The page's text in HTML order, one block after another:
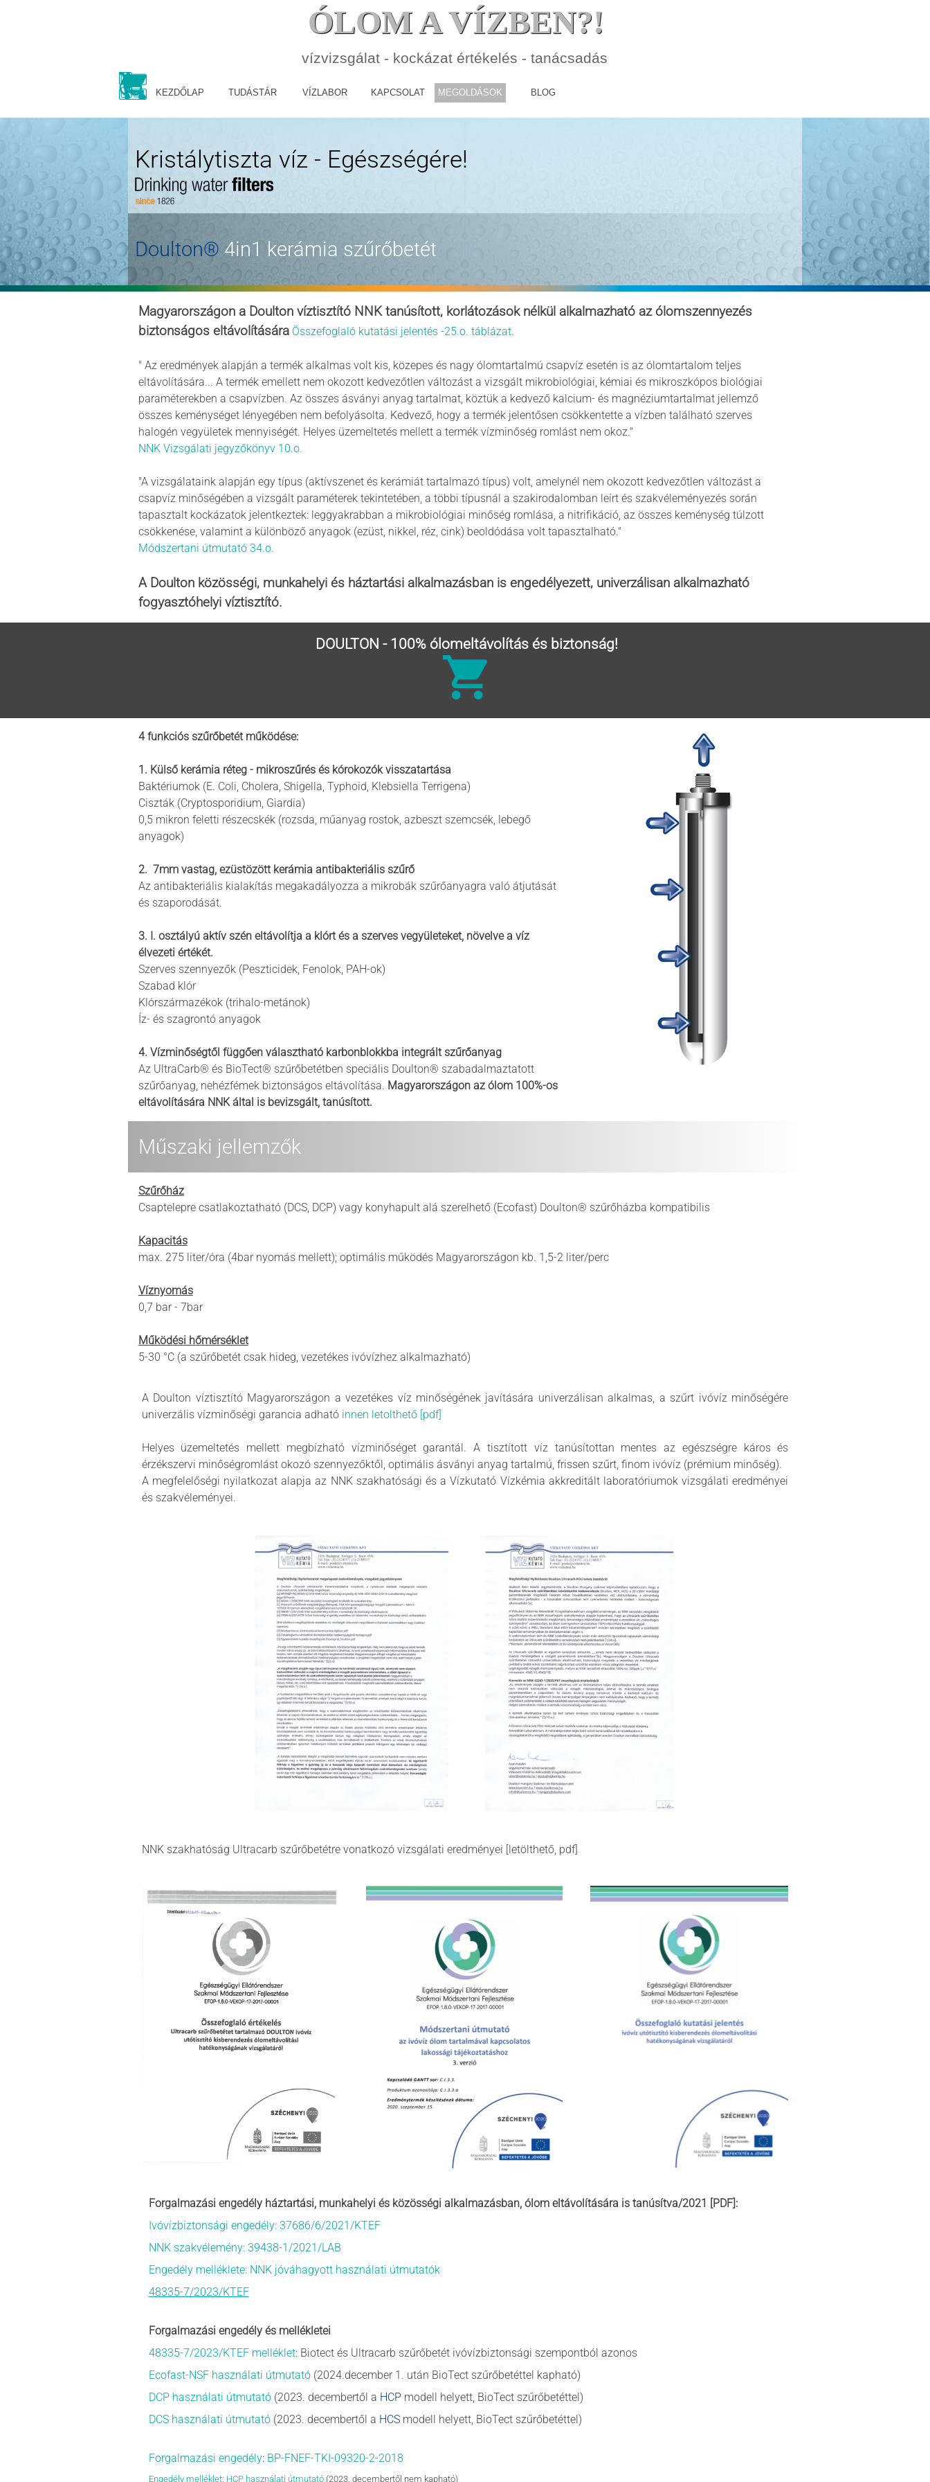
ÓLOM A VÍZBEN?!
vízvizsgálat - kockázat értékelés - tanácsadás
Ugrás a menüre
KEZDŐLAP TUDÁSTÁR ▼
VÍZLABOR ▼
KAPCSOLAT ▼
MEGOLDÁSOK ▼
BLOG
Kristálytiszta víz - Egészségére!
Doulton® 4in1 kerámia szűrőbetét
Magyarországon a Doulton víztisztító NNK tanúsított, korlátozások nélkül alkalmazható az ólomszennyezés
biztonságos eltávolítására Összefoglaló kutatási jelentés -25.o. táblázat.
" Az eredmények alapján a termék alkalmas volt kis, közepes és nagy ólomtartalmú csapvíz esetén is az ólomtartalom teljes
eltávolítására... A termék emellett nem okozott kedvezőtlen változást a vizsgált mikrobiológiai, kémiai és mikroszkópos biológiai
paraméterekben a csapvízben. Az összes ásványi anyag tartalmat, köztük a kedvező kalcium- és magnéziumtartalmat jellemző
összes keménységet lényegében nem befolyásolta. Kedvező, hogy a termék jelentősen csökkentette a vízben található szerves
halogén vegyületek mennyiségét. Helyes üzemeltetés mellett a termék vízminőség romlást nem okoz."
NNK Vizsgálati jegyzőkönyv 10.o.
"A vizsgálataink alapján egy típus (aktívszenet és kerámiát tartalmazó típus) volt, amelynél nem okozott kedvezőtlen változást a
csapvíz minőségében a vizsgált paraméterek tekintetében, a többi típusnál a szakirodalomban leírt és szakvéleményezés során
tapasztalt kockázatok jelentkeztek: leggyakrabban a mikrobiológiai minőség romlása, a nitrifikáció, az összes keménység túlzott
csökkenése, valamint a különböző anyagok (ezüst, nikkel, réz, cink) beoldódása volt tapasztalható."
Módszertani útmutató 34.o.
A Doulton közösségi, munkahelyi és háztartási alkalmazásban is engedélyezett, univerzálisan alkalmazható
fogyasztóhelyi víztisztító.
DOULTON - 100% ólomeltávolítás és biztonság!
4 funkciós szűrőbetét működése:
1. Külső kerámia réteg - mikroszűrés és kórokozók visszatartása
Baktériumok (E. Coli, Cholera, Shigella, Typhoid, Klebsiella Terrigena)
Ciszták (Cryptosporidium, Giardia)
0,5 mikron feletti részecskék (rozsda, műanyag rostok, azbeszt szemcsék, lebegő
anyagok)
2. 7mm vastag, ezüstözött kerámia antibakteriális szűrő
Az antibakteriális kialakítás megakadályozza a mikrobák szűrőanyagra való átjutását
és szaporodását.
3. I. osztályú aktív szén eltávolítja a klórt és a szerves vegyületeket, növelve a víz
élvezeti értékét.
Szerves szennyezők (Peszticidek, Fenolok, PAH-ok)
Szabad klór
Klórszármazékok (trihalo-metánok)
Íz- és szagrontó anyagok
4. Vízminőségtől függően választható karbonblokkba integrált szűrőanyag
Az UltraCarb® és BioTect® szűrőbetétben speciális Doulton® szabadalmaztatott
szűrőanyag, nehézfémek biztonságos eltávolítása. Magyarországon az ólom 100%-os
eltávolítására NNK által is bevizsgált, tanúsított.
Műszaki jellemzők
Szűrőház
Csaptelepre csatlakoztatható (DCS, DCP) vagy konyhapult alá szerelhető (Ecofast) Doulton® szűrőházba kompatibilis
Kapacitás
max. 275 liter/óra (4bar nyomás mellett); optimális működés Magyarországon kb. 1,5-2 liter/perc
Víznyomás
0,7 bar - 7bar
Működési hőmérséklet
5-30 °C (a szűrőbetét csak hideg, vezetékes ivóvízhez alkalmazható)
A Doulton víztisztító Magyarországon a vezetékes víz minőségének javítására univerzálisan alkalmas, a szűrt ivóvíz minőségére
univerzális vízminőségi garancia adható innen letolthető [pdf]
Helyes üzemeltetés mellett megbízható vízminőséget garantál. A tisztított víz tanúsítottan mentes az egészségre káros és
érzékszervi minőségromlást okozó szennyezőktől, optimális ásványi anyag tartalmú, frissen szűrt, finom ivóvíz (prémium minőség).
A megfelelőségi nyilatkozat alapja az NNK szakhatósági és a Vízkutató Vízkémia akkreditált laboratóriumok vizsgálati eredményei
és szakvéleményei.
NNK szakhatóság Ultracarb szűrőbetétre vonatkozó vizsgálati eredményei [letölthető, pdf]
Forgalmazási engedély háztartási, munkahelyi és közösségi alkalmazásban, ólom eltávolítására is tanúsítva/2021 [PDF]:
Ivóvízbiztonsági engedély: 37686/6/2021/KTEF
NNK szakvélemény: 39438-1/2021/LAB
Engedély melléklete: NNK jóváhagyott használati útmutatók
48335-7/2023/KTEF
Forgalmazási engedély és mellékletei
48335-7/2023/KTEF melléklet: Biotect és Ultracarb szűrőbetét ivóvízbiztonsági szempontból azonos
Ecofast-NSF használati útmutató(2024.december 1. után BioTect szűrőbetéttel kapható)
DCP használati útmutató(2023. decembertől a HCPmodell helyett, BioTect szűrőbetéttel)
DCS használati útmutató (2023. decembertől a HCSmodell helyett, BioTect szűrőbetéttel)
Forgalmazási engedély: BP-FNEF-TKI-09320-2-2018
Engedély melléklet: HCP használati útmutató (2023. decembertől nem kapható)